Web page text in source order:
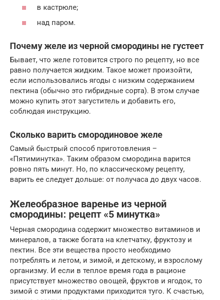
в кастрюле;
над паром.
Почему желе из черной смородины не густеет
Бывает, что желе готовится строго по рецепту, но все
равно получается жидким. Такое может произойти,
если использовались ягоды с низким содержанием
пектина (обычно это гибридные сорта). В этом случае
можно купить этот загуститель и добавить его,
соблюдая инструкцию.
Сколько варить смородиновое желе
Самый быстрый способ приготовления –
«Пятиминутка». Таким образом смородина варится
ровно пять минут. Но, по классическому рецепту,
варить ее следует дольше: от получаса до двух часов.
Желеобразное варенье из черной
смородины: рецепт «5 минутка»
Черная смородина содержит множество витаминов и
минералов, а также богата на клетчатку, фруктозу и
пектин. Все эти вещества просто необходимо
потреблять и летом, и зимой, и детскому, и взрослому
организму. И если в теплое время года в рационе
присутствует множество овощей, фруктов и ягодок, то
зимой с этими продуктами приходится туго. К счастью,